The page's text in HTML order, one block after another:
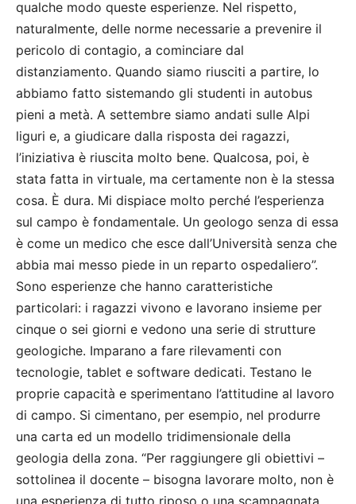
qualche modo queste esperienze. Nel rispetto,
naturalmente, delle norme necessarie a prevenire il
pericolo di contagio, a cominciare dal
distanziamento. Quando siamo riusciti a partire, lo
abbiamo fatto sistemando gli studenti in autobus
pieni a metà. A settembre siamo andati sulle Alpi
liguri e, a giudicare dalla risposta dei ragazzi,
l’iniziativa è riuscita molto bene. Qualcosa, poi, è
stata fatta in virtuale, ma certamente non è la stessa
cosa. È dura. Mi dispiace molto perché l’esperienza
sul campo è fondamentale. Un geologo senza di essa
è come un medico che esce dall’Università senza che
abbia mai messo piede in un reparto ospedaliero”.
Sono esperienze che hanno caratteristiche
particolari: i ragazzi vivono e lavorano insieme per
cinque o sei giorni e vedono una serie di strutture
geologiche. Imparano a fare rilevamenti con
tecnologie, tablet e software dedicati. Testano le
proprie capacità e sperimentano l’attitudine al lavoro
di campo. Si cimentano, per esempio, nel produrre
una carta ed un modello tridimensionale della
geologia della zona. “Per raggiungere gli obiettivi –
sottolinea il docente – bisogna lavorare molto, non è